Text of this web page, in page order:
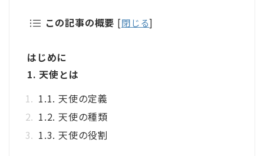
この記事の概要 [閉じる]
はじめに
1. 天使とは
1.1. 天使の定義
1.2. 天使の種類
1.3. 天使の役割